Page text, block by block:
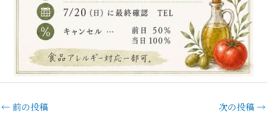
← 前の投稿 次の投稿 →